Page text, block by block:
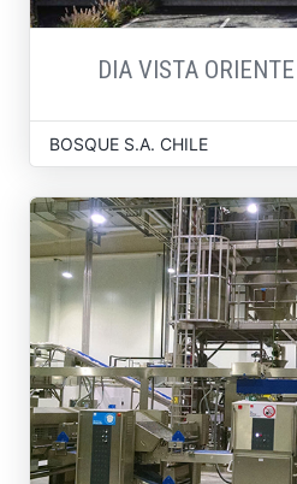
DIA VISTA
BOSQUE S.A. CHILE